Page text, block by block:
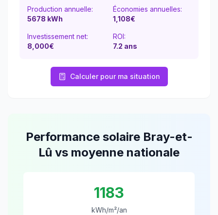
Production annuelle:
5678 kWh
Économies annuelles:
1,108€
Investissement net:
8,000€
ROI:
7.2 ans
Calculer pour ma situation
Performance solaire Bray-et-
Lû vs moyenne nationale
1183
kWh/m²/an